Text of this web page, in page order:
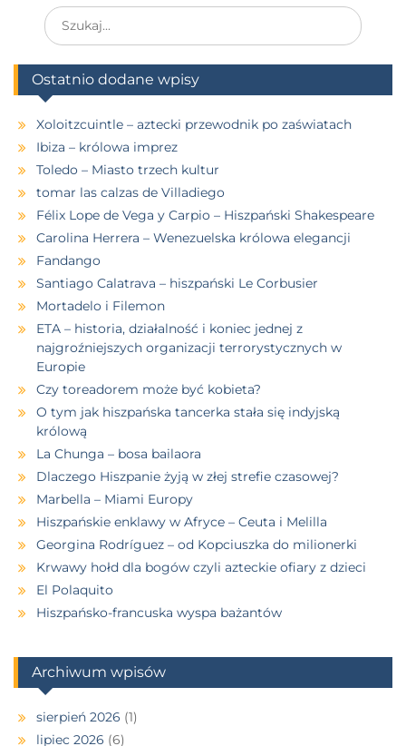
Ostatnio dodane wpisy
Xoloitzcuintle – aztecki przewodnik po zaświatach
Ibiza – królowa imprez
Toledo – Miasto trzech kultur
tomar las calzas de Villadiego
Félix Lope de Vega y Carpio – Hiszpański Shakespeare
Carolina Herrera – Wenezuelska królowa elegancji
Fandango
Santiago Calatrava – hiszpański Le Corbusier
Mortadelo i Filemon
ETA – historia, działalność i koniec jednej z
najgroźniejszych organizacji terrorystycznych w
Europie
Czy toreadorem może być kobieta?
O tym jak hiszpańska tancerka stała się indyjską
królową
La Chunga – bosa bailaora
Dlaczego Hiszpanie żyją w złej strefie czasowej?
Marbella – Miami Europy
Hiszpańskie enklawy w Afryce – Ceuta i Melilla
Georgina Rodríguez – od Kopciuszka do milionerki
Krwawy hołd dla bogów czyli azteckie ofiary z dzieci
El Polaquito
Hiszpańsko-francuska wyspa bażantów
Archiwum wpisów
sierpień 2026 (1)
lipiec 2026 (6)